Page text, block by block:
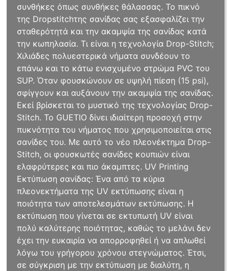
συνθήκες όπως συνθήκες θάλασσας. To πικνό
της Dropstitchτης σανίδας σας εξασφαλίζει την
σταθερότητά και την ακαμψία της σανίδας κατά
την κωπηλασία. Τι είναι η τεχνολογία Drop-Stitch;
Χιλιάδες πολυεστερικά νήματα συνδέουν το
επάνω και το κάτω ενισχυμένο στρώμα PVC του
SUP. Όταν φουσκώνουν σε υψηλή πίεση (15 psi),
σφίγγουν και αυξάνουν την ακαμψία της σανίδας.
Εκεί βρίσκεται το μυστικό της τεχνολογίας Drop-
Stitch. Το GUETIO δίνει ιδιαίτερη προσοχή στην
πυκνότητα του νήματος που χρησιμοποιείται στις
σανίδες του. Με αυτό το νέο πλεονέκτημα Drop-
Stitch, οι φουσκωτές σανίδες κουπιών είναι
ελαφρύτερες και πιο άκαμπτες. UV Printing
Εκτύπωση σανίδας: Ένα από τα κύρια
πλεονεκτήματα της UV εκτύπωσης είναι η
ποιότητα των αποτελεσμάτων εκτύπωσης. Η
εκτύπωση που γίνεται σε εκτυπωτή UV είναι
πολύ καλύτερης ποιότητας, καθώς το μελάνι δεν
έχει την ευκαιρία να απορροφηθεί ή να απλωθεί
λόγω του γρήγορου χρόνου στεγνώματος. Έτσι,
σε σύγκριση με την εκτύπωση με διαλύτη, η